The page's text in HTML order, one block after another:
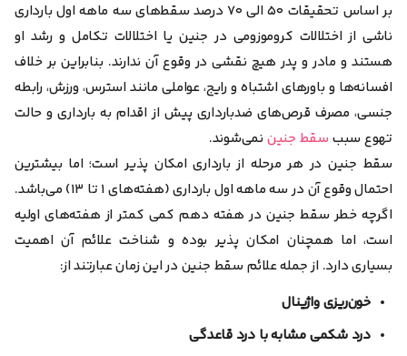
بر اساس تحقیقات
۵۰ الی ۷۰ درصد سقط‌های سه ماهه اول بارداری
ناشی از اختلالات کروموزومی در جنین یا اختلالات تکامل و رشد او
هستند و مادر و پدر هیچ نقشی در وقوع آن ندارند. بنابراین بر خلاف
افسانه‌ها و باورهای اشتباه و رایج، عواملی مانند استرس، ورزش، رابطه
جنسی، مصرف قرص‌های ضدبارداری پیش از اقدام به بارداری و حالت
تهوع سبب سقط جنیننمی‌شوند.
سقط جنین در هر مرحله از بارداری امکان پذیر است؛ اما بیشترین
احتمال وقوع آن در سه ماهه اول بارداری (هفته‌های ۱ تا ۱۳) می‌باشد.
اگرچه خطر سقط جنین در هفته دهم کمی کمتر از هفته‌های اولیه
است، اما همچنان امکان پذیر بوده و شناخت علائم آن اهمیت
بسیاری دارد. از جمله علائم سقط جنین در این زمان عبارتند از:
خون‌ریزی واژینال
درد شکمی مشابه با درد قاعدگی